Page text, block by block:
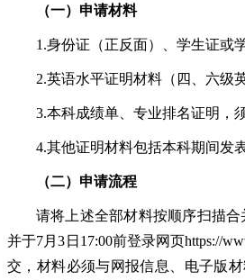
（一）申请材料
1.身份证（正反面）、学生证或
2.英语水平证明材料（四、六级
3.本科成绩单、专业排名证明，
4.其他证明材料包括本科期间发
（二）申请流程
请将上述全部材料按顺序扫描合
并于7月3日17:00前登录网页https://
交，材料必须与网报信息、电子版